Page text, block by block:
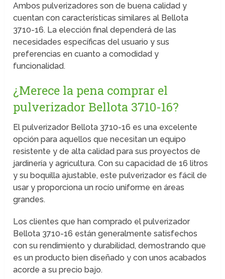
Ambos pulverizadores son de buena calidad y
cuentan con características similares al Bellota
3710-16. La elección final dependerá de las
necesidades específicas del usuario y sus
preferencias en cuanto a comodidad y
funcionalidad.
¿Merece la pena comprar el
pulverizador Bellota 3710-16?
El pulverizador Bellota 3710-16 es una excelente
opción para aquellos que necesitan un equipo
resistente y de alta calidad para sus proyectos de
jardinería y agricultura. Con su capacidad de 16 litros
y su boquilla ajustable, este pulverizador es fácil de
usar y proporciona un rocío uniforme en áreas
grandes.
Los clientes que han comprado el pulverizador
Bellota 3710-16 están generalmente satisfechos
con su rendimiento y durabilidad, demostrando que
es un producto bien diseñado y con unos acabados
acorde a su precio bajo.